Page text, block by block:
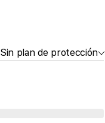
Sin plan de protección